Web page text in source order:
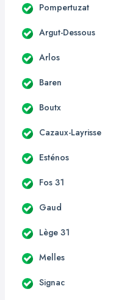
Pompertuzat
Argut-Dessous
Arlos
Baren
Boutx
Cazaux-Layrisse
Esténos
Fos 31
Gaud
Lège 31
Melles
Signac